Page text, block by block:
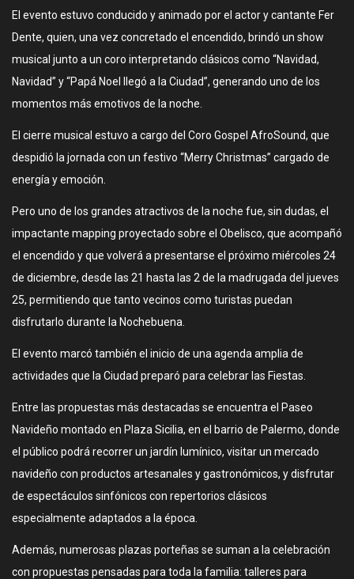
El evento estuvo conducido y animado por el actor y cantante Fer
Dente, quien, una vez concretado el encendido, brindó un show
musical junto a un coro interpretando clásicos como “Navidad,
Navidad” y “Papá Noel llegó a la Ciudad”, generando uno de los
momentos más emotivos de la noche.
El cierre musical estuvo a cargo del Coro Gospel AfroSound, que
despidió la jornada con un festivo “Merry Christmas” cargado de
energía y emoción.
Pero uno de los grandes atractivos de la noche fue, sin dudas, el
impactante mapping proyectado sobre el Obelisco, que acompañó
el encendido y que volverá a presentarse el próximo miércoles 24
de diciembre, desde las 21 hasta las 2 de la madrugada del jueves
25, permitiendo que tanto vecinos como turistas puedan
disfrutarlo durante la Nochebuena.
El evento marcó también el inicio de una agenda amplia de
actividades que la Ciudad preparó para celebrar las Fiestas.
Entre las propuestas más destacadas se encuentra el Paseo
Navideño montado en Plaza Sicilia, en el barrio de Palermo, donde
el público podrá recorrer un jardín lumínico, visitar un mercado
navideño con productos artesanales y gastronómicos, y disfrutar
de espectáculos sinfónicos con repertorios clásicos
especialmente adaptados a la época.
Además, numerosas plazas porteñas se suman a la celebración
con propuestas pensadas para toda la familia: talleres para